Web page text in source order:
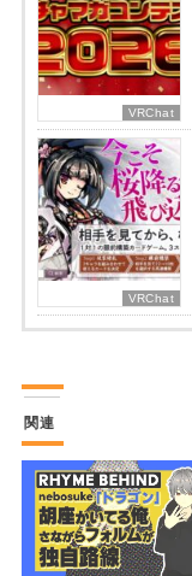
VRChat
VRChat
関連